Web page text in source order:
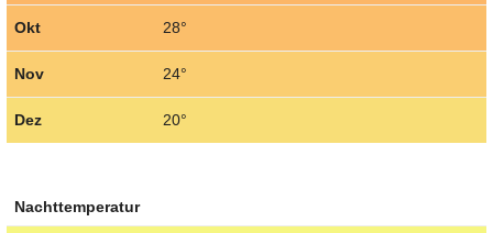
Okt 28°
Nov 24°
Dez 20°
Nachttemperatur